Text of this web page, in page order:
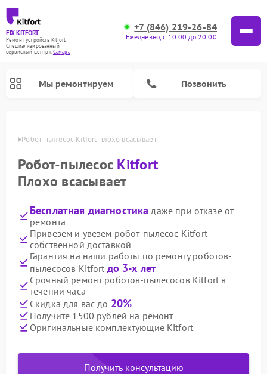
FIX-KITFORT
Ремонт устройств Kitfort
Специализированный
cервисный центр г.Самара
+7 (846) 219-26-84
Ежедневно, с 10:00 до 20:00
Мы ремонтируем Позвонить
Робот-пылесос Kitfort плохо всасывает
Робот-пылесос Kitfort
Плохо всасывает
Бесплатная диагностика даже при отказе от
ремонта
Привезем и увезем робот-пылесос Kitfort
собственной доставкой
Гарантия на наши работы по ремонту роботов-
пылесосов Kitfort до 3-х лет
Срочный ремонт роботов-пылесосов Kitfort в
течении часа
Скидка для вас до 20%
Получите 1500 рублей на ремонт
Оригинальные комплектующие Kitfort
Получить консультацию